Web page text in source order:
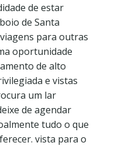
de estar
de Santa
para outras
oportunidade
de alto
e vistas
um lar
de agendar
tudo o que
vista para o